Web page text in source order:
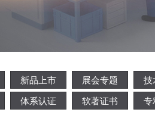
新品上市 展会专题 技
体系认证 软著证书 专